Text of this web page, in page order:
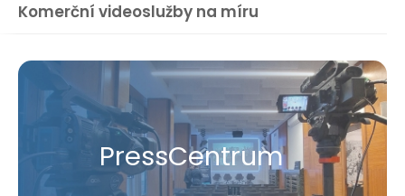
Komerční videoslužby na míru
Press​Centrum